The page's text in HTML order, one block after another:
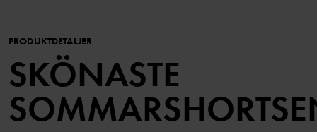
PRODUKTDETALJER
SKÖNASTE